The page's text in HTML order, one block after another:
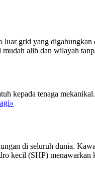
grid yang
alih dan wilayah
kepada tenaga
»
di seluruh dunia.
kecil (SHP) menawarkan